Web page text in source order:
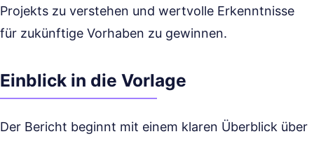
Projekts zu verstehen und wertvolle Erkenntnisse
für zukünftige Vorhaben zu gewinnen.
Einblick in die Vorlage
Der Bericht beginnt mit einem klaren Überblick über